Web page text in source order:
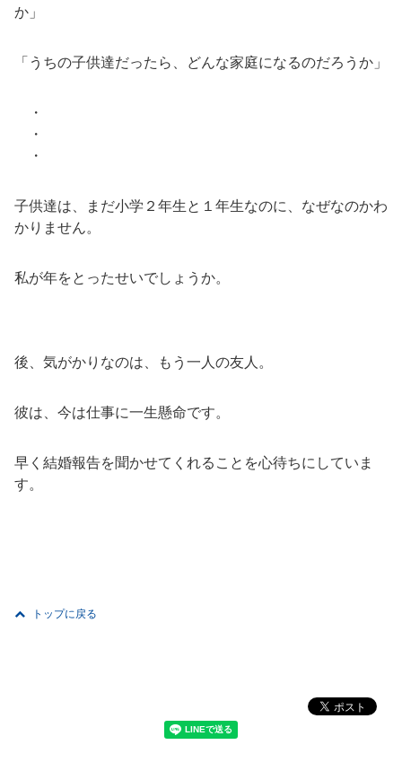
か」
「うちの子供達だったら、どんな家庭になるのだろうか」
・
・
・
子供達は、まだ小学２年生と１年生なのに、なぜなのかわ
かりません。
私が年をとったせいでしょうか。
後、気がかりなのは、もう一人の友人。
彼は、今は仕事に一生懸命です。
早く結婚報告を聞かせてくれることを心待ちにしていま
す。
トップに戻る